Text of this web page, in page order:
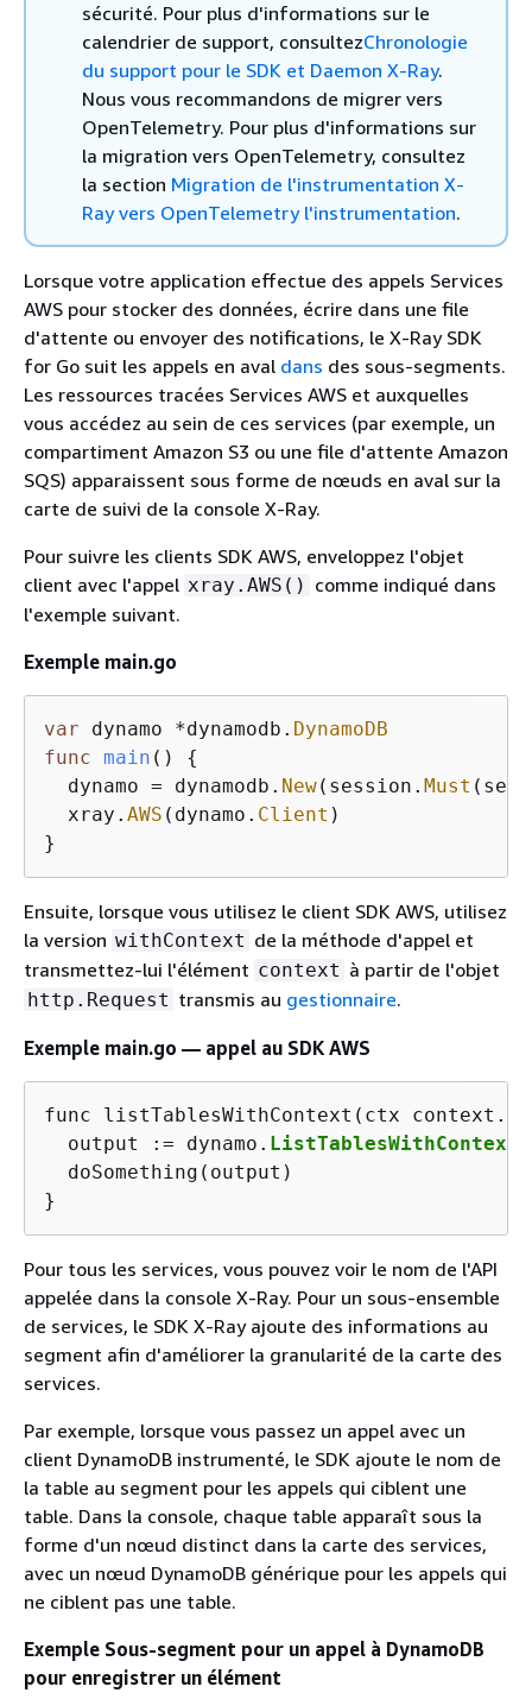
sécurité. Pour plus d'informations sur le
calendrier de support, consultezChronologie
du support pour le SDK et Daemon X-Ray.
Nous vous recommandons de migrer vers
OpenTelemetry. Pour plus d'informations sur
la migration vers OpenTelemetry, consultez
la section Migration de l'instrumentation X-
Ray vers OpenTelemetry l'instrumentation.
Lorsque votre application effectue des appels Services
AWS pour stocker des données, écrire dans une file
d'attente ou envoyer des notifications, le X-Ray SDK
for Go suit les appels en aval dans des sous-segments.
Les ressources tracées Services AWS et auxquelles
vous accédez au sein de ces services (par exemple, un
compartiment Amazon S3 ou une file d'attente Amazon
SQS) apparaissent sous forme de nœuds en aval sur la
carte de suivi de la console X-Ray.
Pour suivre les clients SDK AWS, enveloppez l'objet
client avec l'appel xray.AWS() comme indiqué dans
l'exemple suivant.
Exemple main.go
var dynamo *dynamodb. DynamoDB
func main ()
{
  dynamo
= dynamodb. New(session. Must
  xray.
AWS (dynamo. Client )
}
Ensuite, lorsque vous utilisez le client SDK AWS, utilisez
la version withContext de la méthode d'appel et
transmettez-lui l'élément context à partir de l'objet
http.Request transmis au gestionnaire.
Exemple main.go — appel au SDK AWS
func listTablesWithContext(ctx
  output := dynamo.
ListTablesWithContext
  doSomething(output)
}
Pour tous les services, vous pouvez voir le nom de l'API
appelée dans la console X-Ray. Pour un sous-ensemble
de services, le SDK X-Ray ajoute des informations au
segment afin d'améliorer la granularité de la carte des
services.
Par exemple, lorsque vous passez un appel avec un
client DynamoDB instrumenté, le SDK ajoute le nom de
la table au segment pour les appels qui ciblent une
table. Dans la console, chaque table apparaît sous la
forme d'un nœud distinct dans la carte des services,
avec un nœud DynamoDB générique pour les appels qui
ne ciblent pas une table.
Exemple Sous-segment pour un appel à DynamoDB
pour enregistrer un élément